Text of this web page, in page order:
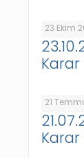
23 Ekim
Karar
21
Karar